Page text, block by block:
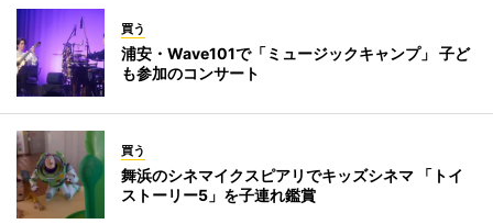
買う
浦安・Wave101で「ミュージックキャンプ」 子ど
も参加のコンサート
買う
舞浜のシネマイクスピアリでキッズシネマ 「トイ
ストーリー5」を子連れ鑑賞